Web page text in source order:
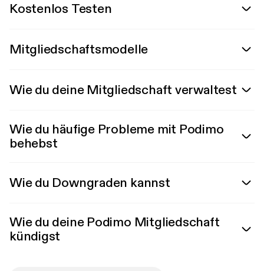
Kostenlos Testen
Mitgliedschaftsmodelle
Wie du deine Mitgliedschaft verwaltest
Wie du häufige Probleme mit Podimo
behebst
Wie du Downgraden kannst
Wie du deine Podimo Mitgliedschaft
kündigst